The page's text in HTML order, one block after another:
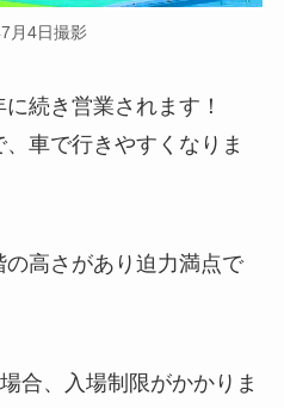
月4日撮影
に続き営業されます！
車で行きやすくなりま
高さがあり迫力満点で
合、入場制限がかかりま